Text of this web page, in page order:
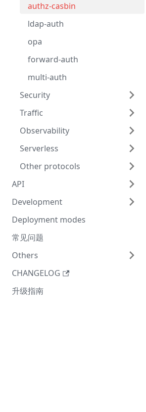
authz-casbin
ldap-auth
opa
forward-auth
multi-auth
Security
Traffic
Observability
Serverless
Other protocols
API
Development
Deployment modes
常见问题
Others
CHANGELOG
升级指南